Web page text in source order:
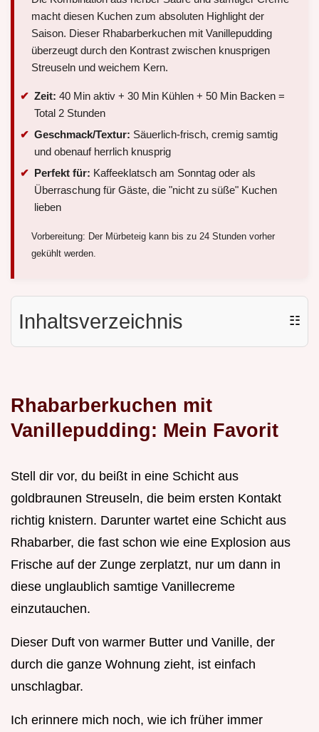
macht diesen Kuchen zum absoluten Highlight der
Saison. Dieser Rhabarberkuchen mit Vanillepudding
überzeugt durch den Kontrast zwischen knusprigen
Streuseln und weichem Kern.
Zeit: 40 Min aktiv + 30 Min Kühlen + 50 Min Backen =
Total 2 Stunden
Geschmack/Textur: Säuerlich-frisch, cremig samtig
und obenauf herrlich knusprig
Perfekt für: Kaffeeklatsch am Sonntag oder als
Überraschung für Gäste, die "nicht zu süße" Kuchen
lieben
Vorbereitung: Der Mürbeteig kann bis zu 24 Stunden vorher
gekühlt werden.
Inhaltsverzeichnis ☷
Rhabarberkuchen mit
Vanillepudding: Mein Favorit
Stell dir vor, du beißt in eine Schicht aus
goldbraunen Streuseln, die beim ersten Kontakt
richtig knistern. Darunter wartet eine Schicht aus
Rhabarber, die fast schon wie eine Explosion aus
Frische auf der Zunge zerplatzt, nur um dann in
diese unglaublich samtige Vanillecreme
einzutauchen.
Dieser Duft von warmer Butter und Vanille, der
durch die ganze Wohnung zieht, ist einfach
unschlagbar.
Ich erinnere mich noch, wie ich früher immer